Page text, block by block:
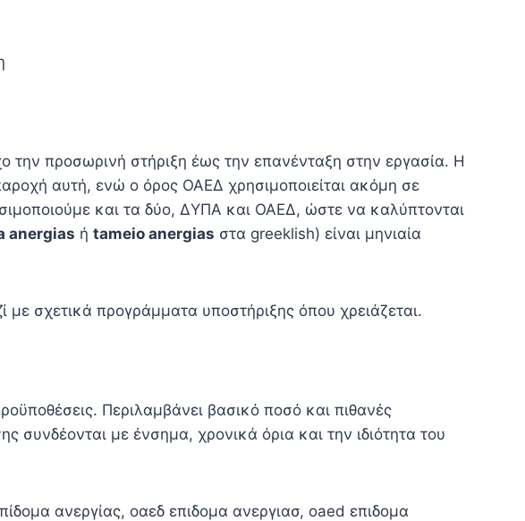
την προσωρινή στήριξη έως την επανένταξη στην εργασία. Η
αυτή, ενώ ο όρος ΟΑΕΔ χρησιμοποιείται ακόμη σε
και τα δύο, ΔΥΠΑ και ΟΑΕΔ, ώστε να καλύπτονται
anergias ή tameio anergias στα greeklish) είναι μηνιαία
με σχετικά προγράμματα υποστήριξης όπου χρειάζεται.
Περιλαμβάνει βασικό ποσό και πιθανές
συνδέονται με ένσημα, χρονικά όρια και την ιδιότητα του
ανεργίας, οαεδ επιδομα ανεργιασ, oaed επιδομα